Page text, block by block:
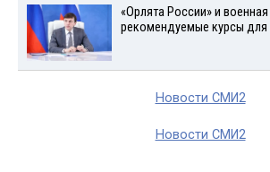
«Орлята России» и
рекомендуемые курсы для
Новости СМИ2
Новости СМИ2